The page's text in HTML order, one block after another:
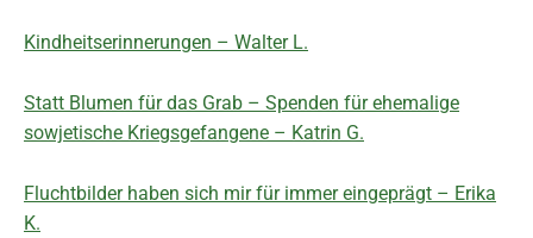
Kindheitserinnerungen – Walter L.
Statt Blumen für das Grab – Spenden für ehemalige
sowjetische Kriegsgefangene – Katrin G.
Fluchtbilder haben sich mir für immer eingeprägt – Erika
K.